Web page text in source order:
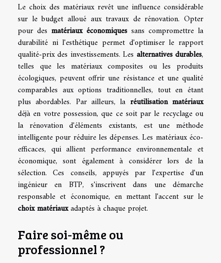
Le choix des matériaux revêt une influence considérable
sur le budget alloué aux travaux de rénovation. Opter
pour des matériaux économiques sans compromettre la
durabilité ni l'esthétique permet d'optimiser le rapport
qualité-prix des investissements. Les alternatives durables,
telles que les matériaux composites ou les produits
écologiques, peuvent offrir une résistance et une qualité
comparables aux options traditionnelles, tout en étant
plus abordables. Par ailleurs, la réutilisation matériaux
déjà en votre possession, que ce soit par le recyclage ou
la rénovation d'éléments existants, est une méthode
intelligente pour réduire les dépenses. Les matériaux éco-
efficaces, qui allient performance environnementale et
économique, sont également à considérer lors de la
sélection. Ces conseils, appuyés par l'expertise d'un
ingénieur en BTP, s'inscrivent dans une démarche
responsable et économique, en mettant l'accent sur le
choix matériauxadaptés à chaque projet.
Faire soi-même ou
professionnel ?